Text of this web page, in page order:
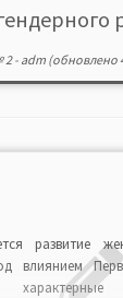
2- adm(обновлено
развитие
влиянием